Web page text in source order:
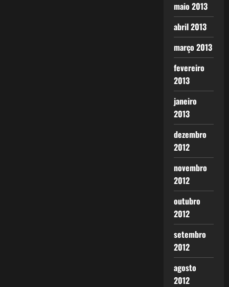
maio 2013
abril 2013
março 2013
fevereiro
2013
janeiro
2013
dezembro
2012
novembro
2012
outubro
2012
setembro
2012
agosto
2012